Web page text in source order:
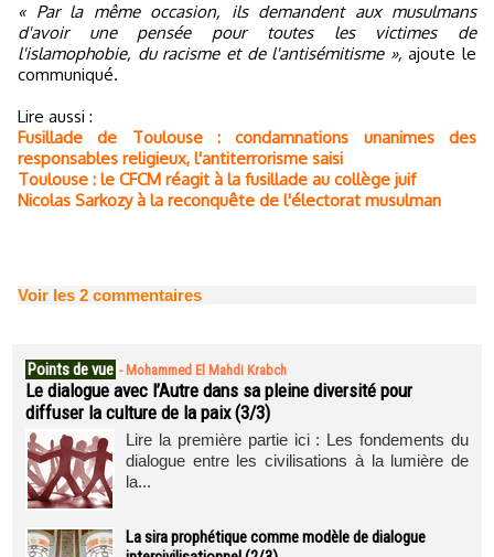
« Par la même occasion, ils demandent aux musulmans
d'avoir une pensée pour toutes les victimes de
l'islamophobie, du racisme et de l'antisémitisme », ajoute le
communiqué.
Lire aussi :
Fusillade de Toulouse : condamnations unanimes des
responsables religieux, l'antiterrorisme saisi
Toulouse : le CFCM réagit à la fusillade au collège juif
Nicolas Sarkozy à la reconquête de l'électorat musulman
Voir les 2 commentaires
Points de vue - Mohammed El Mahdi Krabch
Le dialogue avec l’Autre dans sa pleine diversité pour
diffuser la culture de la paix (3/3)
Lire la première partie ici : Les fondements du
dialogue entre les civilisations à la lumière de
la...
La sira prophétique comme modèle de dialogue